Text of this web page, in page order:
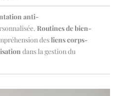
anti-
Routines de bien-
desliens corps-
dans la gestion du